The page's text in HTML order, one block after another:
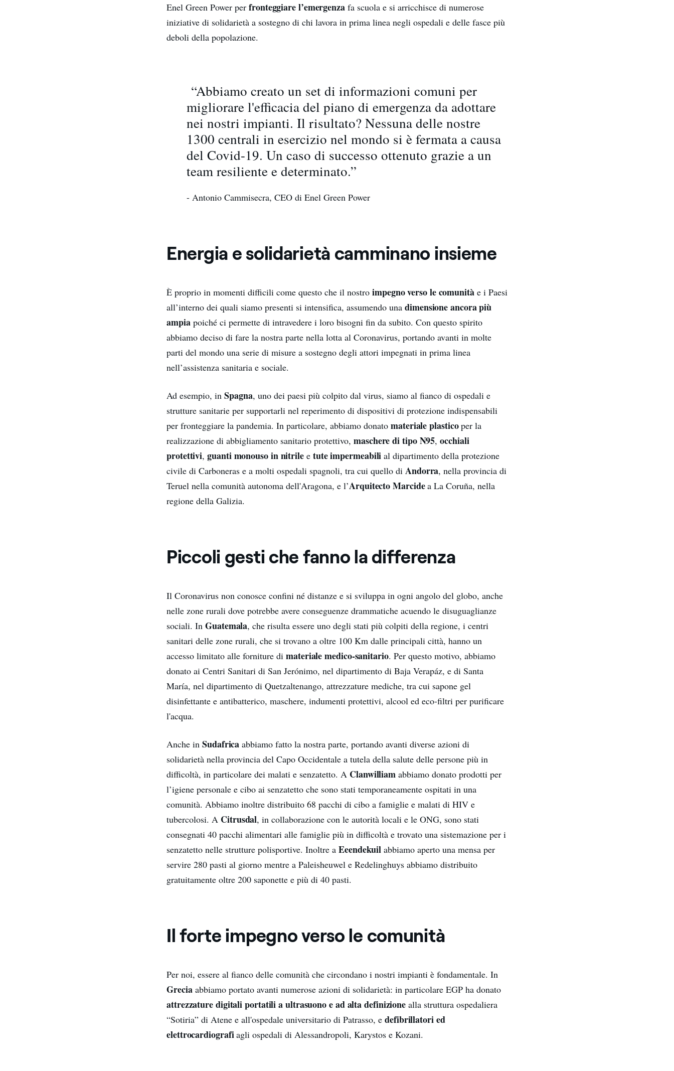
Enel Green Power perfronteggiare l’emergenzafa scuola e si arricchisce di numerose
iniziative di solidarietà a sostegno di chi lavora in prima linea negli ospedali e delle fasce più
deboli della popolazione.
“Abbiamo creato un set di informazioni comuni per
migliorare l'efficacia del piano di emergenza da adottare
nei nostri impianti. Il risultato? Nessuna delle nostre
1300 centrali in esercizio nel mondo si è fermata a causa
del Covid-19. Un caso di successo ottenuto grazie a un
team resiliente e determinato.”
- Antonio Cammisecra, CEO di Enel Green Power
Energia e solidarietà camminano insieme
È proprio in momenti difficili come questo che il nostroimpegno verso le comunitàe i Paesi
all’interno dei quali siamo presenti si intensifica, assumendo unadimensione ancora più
ampia poiché ci permette di intravedere i loro bisogni fin da subito. Con questo spirito
abbiamo deciso di fare la nostra parte nella lotta al Coronavirus, portando avanti in molte
parti del mondo una serie di misure a sostegno degli attori impegnati in prima linea
nell’assistenza sanitaria e sociale.
Ad esempio, inSpagna, uno dei paesi più colpito dal virus, siamo al fianco di ospedali e
strutture sanitarie per supportarli nel reperimento di dispositivi di protezione indispensabili
per fronteggiare la pandemia. In particolare, abbiamo donatomateriale plasticoper la
realizzazione di abbigliamento sanitario protettivo,maschere di tipo N95,occhiali
protettivi,guanti monouso in nitrilee tute impermeabili al dipartimento della protezione
civile di Carboneras e a molti ospedali spagnoli, tra cui quello di Andorra, nella provincia di
Teruel nella comunità autonoma dell'Aragona, e l’Arquitecto Marcidea La Coruña, nella
regione della Galizia.
Piccoli gesti che fanno la differenza
Il Coronavirus non conosce confini né distanze e si sviluppa in ogni angolo del globo, anche
nelle zone rurali dove potrebbe avere conseguenze drammatiche acuendo le disuguaglianze
sociali. InGuatemala, che risulta essere uno degli stati più colpiti della regione, i centri
sanitari delle zone rurali, che si trovano a oltre 100 Km dalle principali città, hanno un
accesso limitato alle forniture dimateriale medico-sanitario. Per questo motivo, abbiamo
donato ai Centri Sanitari di San Jerónimo, nel dipartimento di Baja Verapáz, e di Santa
María, nel dipartimento di Quetzaltenango, attrezzature mediche, tra cui sapone gel
disinfettante e antibatterico, maschere, indumenti protettivi, alcool ed eco-filtri per purificare
l'acqua.
Anche inSudafrica abbiamo fatto la nostra parte, portando avanti diverse azioni di
solidarietà nella provincia del Capo Occidentale a tutela della salute delle persone più in
difficoltà, in particolare dei malati e senzatetto. A Clanwilliam abbiamo donato prodotti per
l’igiene personale e cibo ai senzatetto che sono stati temporaneamente ospitati in una
comunità. Abbiamo inoltre distribuito 68 pacchi di cibo a famiglie e malati di HIV e
tubercolosi. A Citrusdal, in collaborazione con le autorità locali e le ONG, sono stati
consegnati 40 pacchi alimentari alle famiglie più in difficoltà e trovato una sistemazione per i
senzatetto nelle strutture polisportive. Inoltre aEeendekuil abbiamo aperto una mensa per
servire 280 pasti al giorno mentre a Paleisheuwel e Redelinghuys abbiamo distribuito
gratuitamente oltre 200 saponette e più di 40 pasti.
Il forte impegno verso le comunità
Per noi, essere al fianco delle comunità che circondano i nostri impianti è fondamentale. In
Greciaabbiamo portato avanti numerose azioni di solidarietà: in particolare EGP ha donato
attrezzature digitali portatili a ultrasuono e ad alta definizione alla struttura ospedaliera
“Sotiria” di Atene e all'ospedale universitario di Patrasso, edefibrillatori ed
elettrocardiografiagli ospedali di Alessandropoli, Karystos e Kozani.